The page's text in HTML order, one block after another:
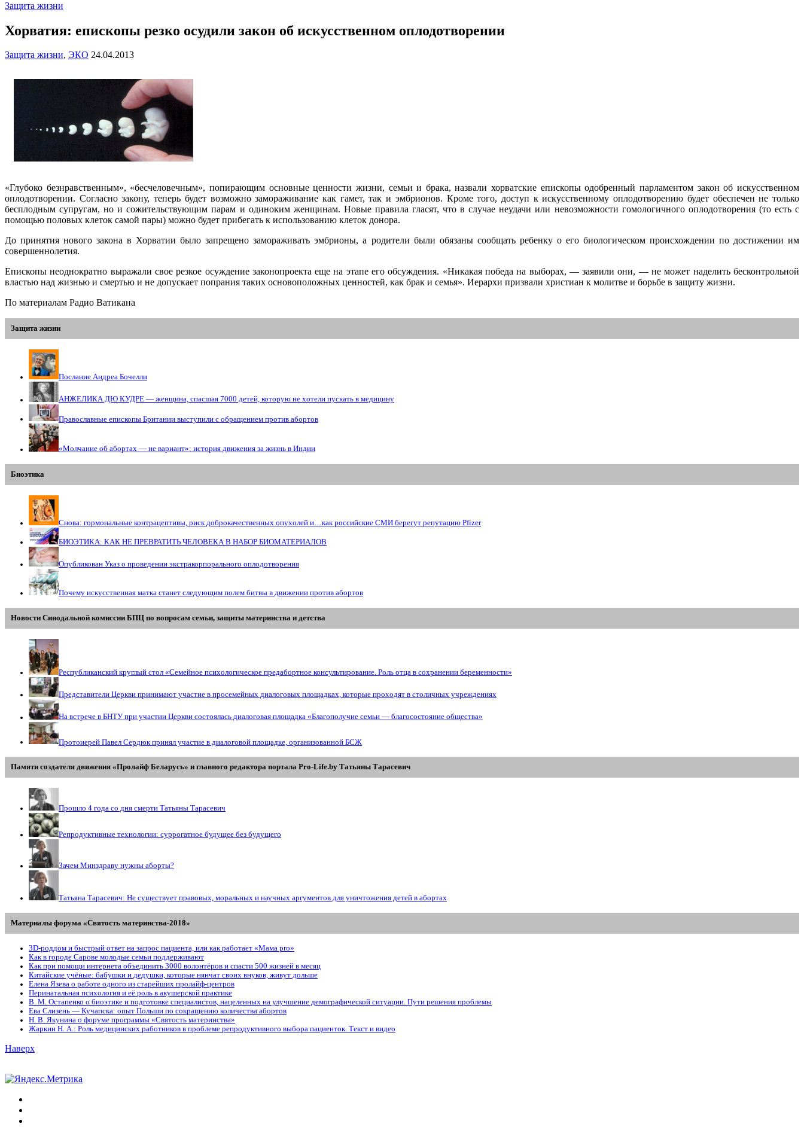
Защита жизни
Хорватия: епископы резко осудили закон об искусственном оплодотворении
Защита жизни, ЭКО 24.04.2013
«Глубоко безнравственным», «бесчеловечным», попирающим основные ценности жизни, семьи и брака, назвали хорватские епископы одобренный парламентом закон об искусственном
оплодотворении. Согласно закону, теперь будет возможно замораживание как гамет, так и эмбрионов. Кроме того, доступ к искусственному оплодотворению будет обеспечен не только
бесплодным супругам, но и сожительствующим парам и одиноким женщинам. Новые правила гласят, что в случае неудачи или невозможности гомологичного оплодотворения (то есть с
помощью половых клеток самой пары) можно будет прибегать к использованию клеток донора.
До принятия нового закона в Хорватии было запрещено замораживать эмбрионы, а родители были обязаны сообщать ребенку о его биологическом происхождении по достижении им
совершеннолетия.
Епископы неоднократно выражали свое резкое осуждение законопроекта еще на этапе его обсуждения. «Никакая победа на выборах, — заявили они, — не может наделить бесконтрольной
властью над жизнью и смертью и не допускает попрания таких основоположных ценностей, как брак и семья». Иерархи призвали христиан к молитве и борьбе в защиту жизни.
По материалам Радио Ватикана
Защита жизни
Послание Андреа Бочелли
АНЖЕЛИКА ДЮ КУДРЕ — женщина, спасшая 7000 детей, которую не хотели пускать в медицину
Православные епископы Британии выступили с обращением против абортов
«Молчание об абортах — не вариант»: история движения за жизнь в Индии
Биоэтика
Снова: гормональные контрацептивы, риск доброкачественных опухолей и…как российские СМИ берегут репутацию Pfizer
БИОЭТИКА: КАК НЕ ПРЕВРАТИТЬ ЧЕЛОВЕКА В НАБОР БИОМАТЕРИАЛОВ
Опубликован Указ о проведении экстракорпорального оплодотворения
Почему искусственная матка станет следующим полем битвы в движении против абортов
Новости Синодальной комиссии БПЦ по вопросам семьи, защиты материнства и детства
Республиканский круглый стол «Семейное психологическое предабортное консультирование. Роль отца в сохранении беременности»
Представители Церкви принимают участие в просемейных диалоговых площадках, которые проходят в столичных учреждениях
На встрече в БНТУ при участии Церкви состоялась диалоговая площадка «Благополучие семьи — благосостояние общества»
Протоиерей Павел Сердюк принял участие в диалоговой площадке, организованной БСЖ
Памяти создателя движения «Пролайф Беларусь» и главного редактора портала Pro-Life.by Tатьяны Tарасевич
Прошло 4 года со дня смерти Татьяны Тарасевич
Репродуктивные технологии: суррогатное будущее без будущего
Зачем Минздраву нужны аборты?
Татьяна Тарасевич: Не существует правовых, моральных и научных аргументов для уничтожения детей в абортах
Материалы форума «Святость материнства-2018»
3D-роддом и быстрый ответ на запрос пациента, или как работает «Мама prо»
Как в городе Сарове молодые семьи поддерживают
Как при помощи интернета объединить 3000 волонтёров и спасти 500 жизней в месяц
Китайские учёные: бабушки и дедушки, которые нянчат своих внуков, живут дольше
Елена Язева о работе одного из старейших пролайф-центров
Перинатальная психология и её роль в акушерской практике
В. М. Остапенко о биоэтике и подготовке специалистов, нацеленных на улучшение демографической ситуации. Пути решения проблемы
Ева Слизень — Кучапска: опыт Польши по сокращению количества абортов
Н. В. Якунина о форуме программы «Святость материнства»
Жаркин Н. А.: Роль медицинских работников в проблеме репродуктивного выбора пациенток. Tекст и видео
Наверх